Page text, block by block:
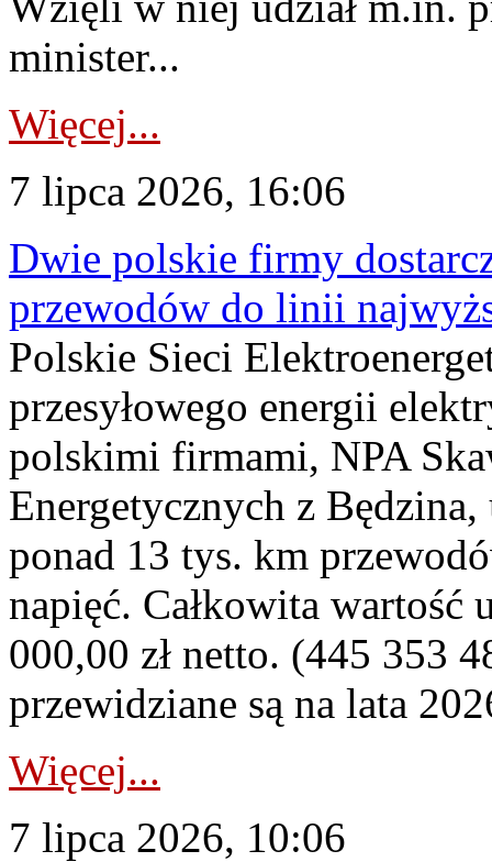
minister...
Więcej...
7 lipca 2026, 16:06
Dwie polskie firmy
przewodów do linii
Polskie Sieci
przesyłowego energii
polskimi firmami, NPA
Energetycznych z
ponad 13 tys. km
napięć. Całkowita
000,00 zł netto. (445 353
przewidziane są na lata
Więcej...
7 lipca 2026, 10:06